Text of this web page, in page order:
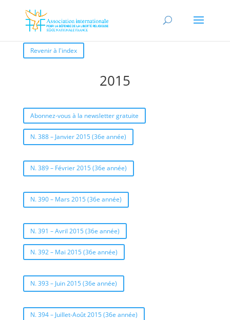
Revenir à l'index
2015
Abonnez-vous à la newsletter gratuite
N. 388 – Janvier 2015 (36e année)
N. 389 – Février 2015 (36e année)
N. 390 – Mars 2015 (36e année)
N. 391 – Avril 2015 (36e année)
N. 392 – Mai 2015 (36e année)
N. 393 – Juin 2015 (36e année)
N. 394 – Juillet-Août 2015 (36e année)